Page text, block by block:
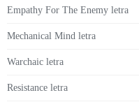
Empathy For The Enemy letra
Mechanical Mind letra
Warchaic letra
Resistance letra